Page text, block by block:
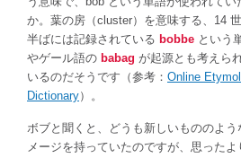
か。葉の房（cluster）を意味する、14
半ばには記録されている bobbe という
やゲール語の babag が起源とも考えら
いるのだそうです（参考： Online
Dictionary）。
ボブと聞くと、どうも新しいもののよう
メージを持っていたのですが、思ったよ